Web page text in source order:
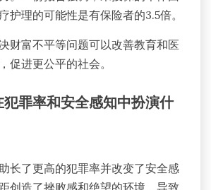
护理的可能性是有保险者的3.5倍。
财富不平等问题可以改善教育和医
促进更公平的社会。
犯罪率和安全感知中扮演什
长了更高的犯罪率并改变了安全感
创造了挫败感和绝望的环境，导致